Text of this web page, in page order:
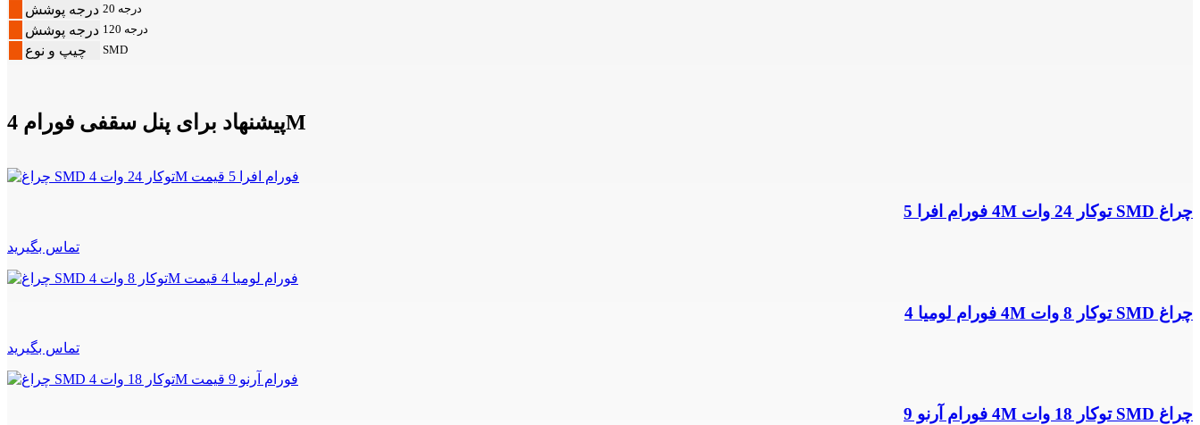
درجه پوشش 20 درجه
درجه پوشش 120 درجه
چیپ و نوع SMD
پیشنهاد برای پنل سقفی فورام 4M
چراغ SMD توکار 24 وات 4M فورام افرا 5
تماس بگیرید
چراغ SMD توکار 8 وات 4M فورام لومیا 4
تماس بگیرید
چراغ SMD توکار 18 وات 4M فورام آرنو 9